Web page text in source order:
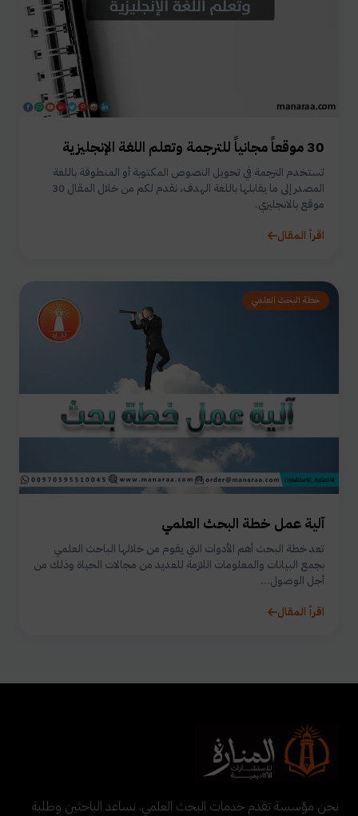
30 موقعاً مجانياً للترجمة وتعلم اللغة الإنجليزية
تستخدم الترجمة في تحويل النصوص المكتوبة أو المنطوقة باللغة
المصدر إلى ما يقابلها باللغة الهدف، نقدم لكم من خلال المقال 30
موقع بالانجليزي.
اقرأ المقال
خطة البحث العلمي
آلية عمل خطة البحث العلمي
تعد خطة البحث أهم الأدوات التي يقوم من خلالها الباحث العلمي
بجمع البيانات والمعلومات اللازمة للعديد من مجالات الحياة وذلك من
أجل الوصول...
اقرأ المقال
نحن مؤسسة تقدم خدمات البحث العلمي. نساعد الباحثين وطلبة